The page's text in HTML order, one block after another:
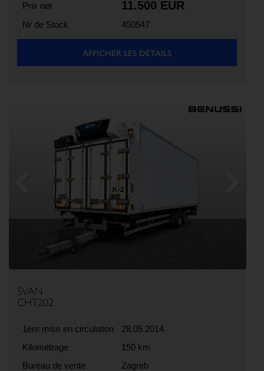
Prix net
11.500 EUR
Nr de Stock 450547
AFFICHER LES DÉTAILS
SVAN
CHT202
1ère mise en circulation
28.05.2014
Kilométrage
150 km
Bureau de vente
Zagreb